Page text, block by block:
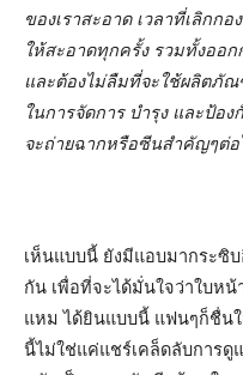
ของเราสะอาด เวลาที่เลิกก
ให้สะอาดทุกครั้ง รวมทั้งออ
และต้องไม่ลืมที่จะใช้ผลิตภั
ในการจัดการ บำรุง และป้อ
จะถ่ายฉากหรือซีนสำคัญๆต่อ
เห็นแบบนี้ ยังมีแอบมากระซิ
กัน เพื่อที่จะได้มั่นใจว่าใบหน้
แหม ได้ยินแบบนี้ แฟนๆก็ชื่นใ
นี้ไม่ใช่แค่แชร์เคล็ดลับการ